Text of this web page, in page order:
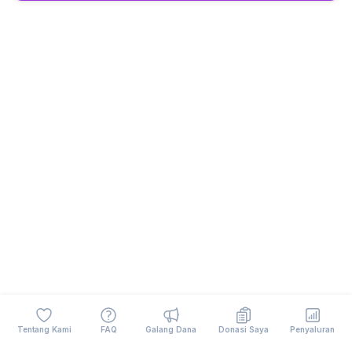
Tentang Kami FAQ Galang Dana Donasi Saya Penyaluran